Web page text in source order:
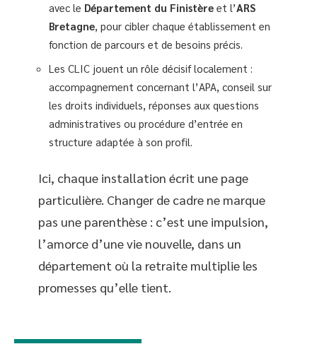
avec le Département du Finistère et l’ARS
Bretagne, pour cibler chaque établissement en
fonction de parcours et de besoins précis.
Les CLIC jouent un rôle décisif localement :
accompagnement concernant l’APA, conseil sur
les droits individuels, réponses aux questions
administratives ou procédure d’entrée en
structure adaptée à son profil.
Ici, chaque installation écrit une page
particulière. Changer de cadre ne marque
pas une parenthèse : c’est une impulsion,
l’amorce d’une vie nouvelle, dans un
département où la retraite multiplie les
promesses qu’elle tient.